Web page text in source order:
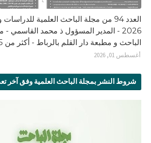
العدد 94 من مجلة الباحث العلمية
2026 - المدير المسؤول ذ محمد
الباحث و مطبعة دار القلم بالرباط - أكثر من 65 دراسة علمية
أغسطس 01, 2026
شروط النشر بمجلة الباحث العلمية وفق آخر